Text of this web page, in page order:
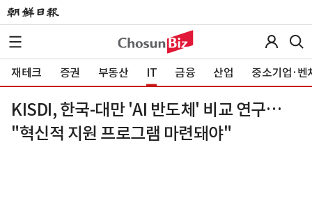
재테크 증권 부동산 IT 금융 산업 중소기업·벤
KISDI, 한국-대만 'AI 반도체' 비교 연구…
"혁신적 지원 프로그램 마련돼야"